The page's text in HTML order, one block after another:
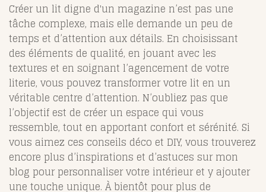
Créer un lit digne d'un magazine n’est pas une
tâche complexe, mais elle demande un peu de
temps et d’attention aux détails. En choisissant
des éléments de qualité, en jouant avec les
textures et en soignant l’agencement de votre
literie, vous pouvez transformer votre lit en un
véritable centre d’attention. N’oubliez pas que
l’objectif est de créer un espace qui vous
ressemble, tout en apportant confort et sérénité. Si
vous aimez ces conseils déco et DIY, vous trouverez
encore plus d’inspirations et d’astuces sur mon
blog pour personnaliser votre intérieur et y ajouter
une touche unique. À bientôt pour plus de